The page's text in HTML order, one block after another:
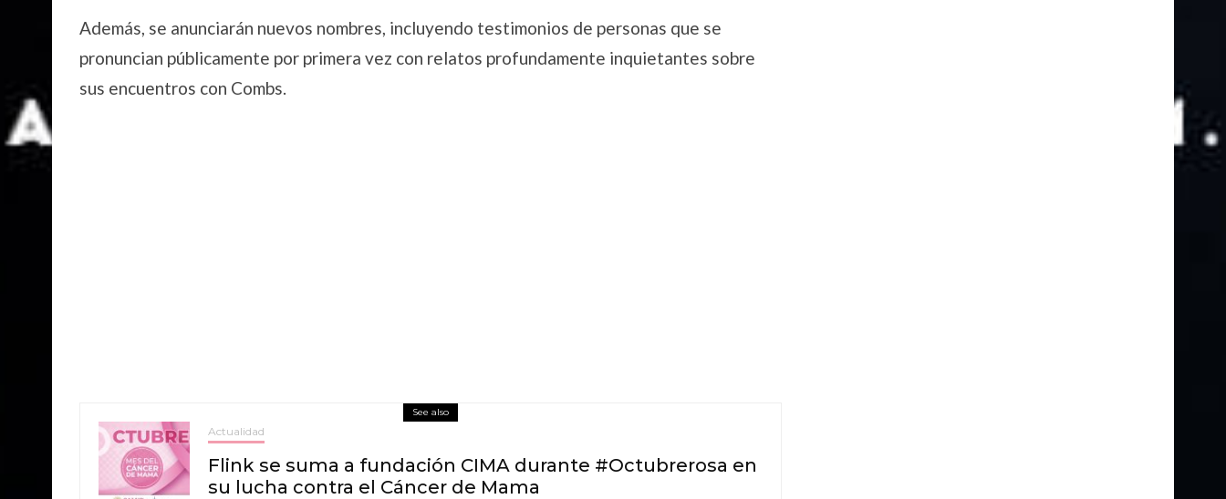
Además, se anunciarán nuevos nombres, incluyendo testimonios de personas que se
pronuncian públicamente por primera vez con relatos profundamente inquietantes sobre
sus encuentros con Combs.
See also
Actualidad
Flink se suma a fundación CIMA durante #Octubrerosa en
su lucha contra el Cáncer de Mama